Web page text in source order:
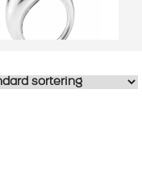
Sølvringer